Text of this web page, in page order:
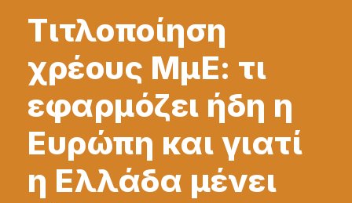
Τιτλοποίηση
χρέους ΜμΕ: τι
εφαρμόζει ήδη η
Ευρώπη και γιατί
η Ελλάδα μένει